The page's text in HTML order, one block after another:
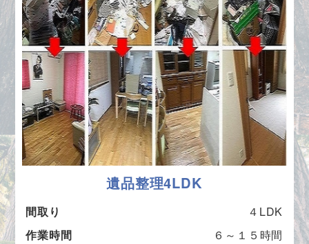
遺品整理4LDK
間取り
４LDK
作業時間
６～１５時間